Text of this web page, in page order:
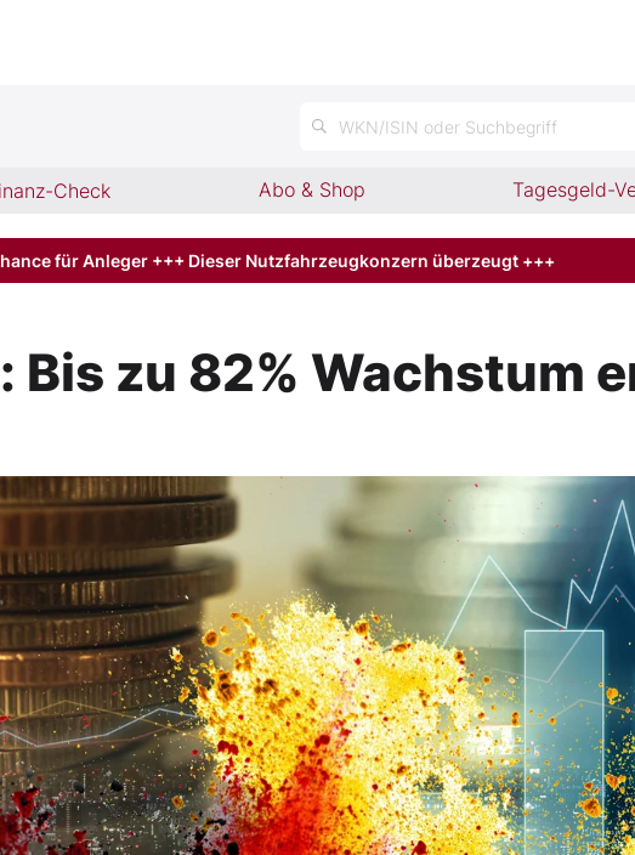
WKN/ISIN oder Suchbegriff
Check Abo & Shop Tagesgeld-
für Anleger +++ Dieser Nutzfahrzeugkonzern überzeugt +++
zu 82% Wachstum